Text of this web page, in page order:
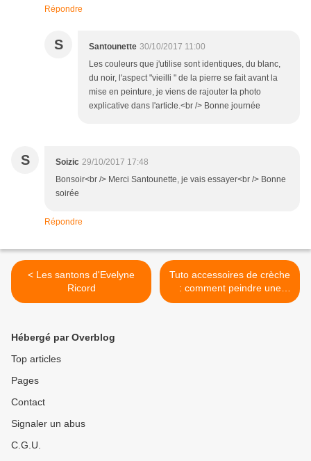
Répondre
S Santounette 30/10/2017 11:00
Les couleurs que j'utilise sont identiques, du blanc,
du noir, l'aspect "vieilli " de la pierre se fait avant la
mise en peinture, je viens de rajouter la photo
explicative dans l'article.<br /> Bonne journée
S Soizic 29/10/2017 17:48
Bonsoir<br /> Merci Santounette, je vais essayer<br /> Bonne
soirée
Répondre
< Les santons d'Evelyne
Ricord
Tuto accessoires de crèche
: comment peindre une
fontaine ou un muret pour
Hébergé par Overblog
Top articles
Pages
Contact
Signaler un abus
C.G.U.